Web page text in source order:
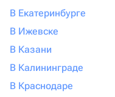
В Екатеринбурге
В Ижевске
В Казани
В Калининграде
В Краснодаре